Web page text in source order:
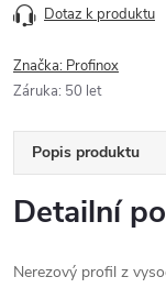
Dotaz k produktu
Značka: Profinox
Záruka: 50 let
Popis produktu
Detailní
Nerezový profil z